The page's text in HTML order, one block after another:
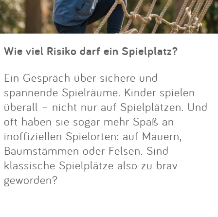
Wie viel Risiko darf ein Spielplatz?
Ein Gespräch über sichere und
spannende Spielräume. Kinder spielen
überall – nicht nur auf Spielplätzen. Und
oft haben sie sogar mehr Spaß an
inoffiziellen Spielorten: auf Mauern,
Baumstämmen oder Felsen. Sind
klassische Spielplätze also zu brav
geworden?